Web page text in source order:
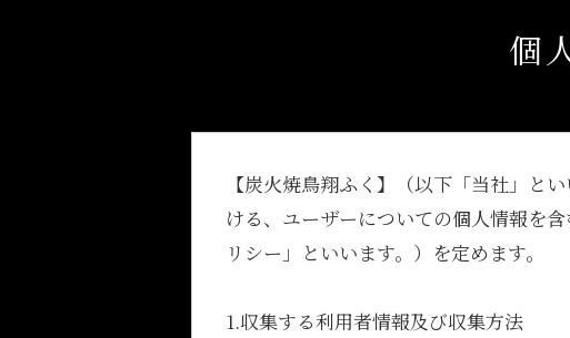
個
【炭火焼鳥翔ふく】（以下「当社」と
ける、ユーザーについての個人情報を
リシー」といいます。）を定めます。
1.収集する利用者情報及び収集方法